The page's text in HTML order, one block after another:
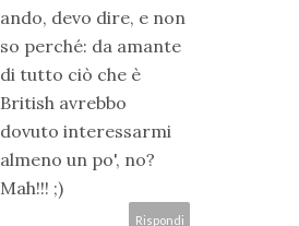
ando, devo dire, e non
so perché: da amante
di tutto ciò che è
British avrebbo
dovuto interessarmi
almeno un po', no?
Mah!!! ;)
Rispondi